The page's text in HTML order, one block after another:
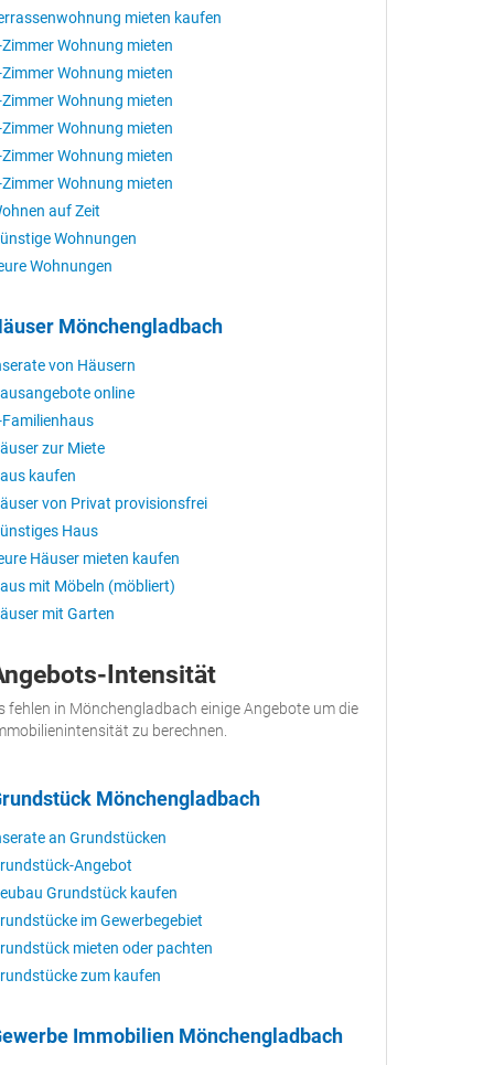
mieten kaufen
Zimmer Wohnung mieten
Wohnung mieten
Wohnung mieten
Wohnung mieten
Zimmer Wohnung mieten
Zimmer Wohnung mieten
auf Zeit
Wohnungen
Wohnungen
Mönchengladbach
von Häusern
online
zur Miete
kaufen
von Privat provisionsfrei
Haus
Häuser mieten kaufen
mit Möbeln (möbliert)
mit Garten
Intensität
fehlen in Mönchengladbach einige Angebote um die
zu berechnen.
Mönchengladbach
an Grundstücken
Angebot
Grundstück kaufen
im Gewerbegebiet
mieten oder pachten
zum kaufen
Immobilien Mönchengladbach